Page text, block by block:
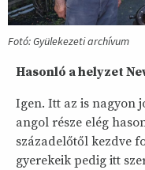
Fotó: Gyülekezeti archívum
Hasonló a helyzet
Igen. Itt az is nagyon
angol része elég
századelőtől kezdve
gyerekeik pedig itt